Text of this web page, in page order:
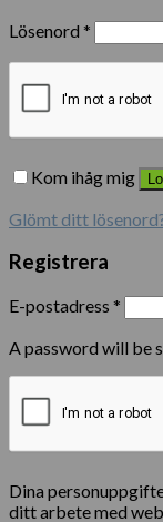
Lösenord *
Kom ihåg mig
Glömt ditt
Registrera
E-postadress *
A password will be
Dina
ditt arbete med